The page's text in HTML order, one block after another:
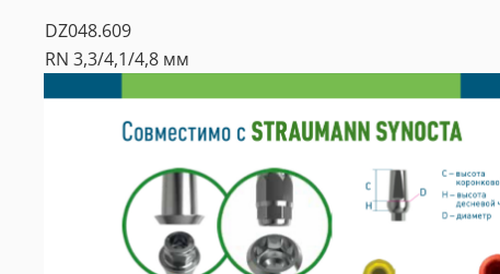
DZ048.609
RN 3,3/4,1/4,8 мм